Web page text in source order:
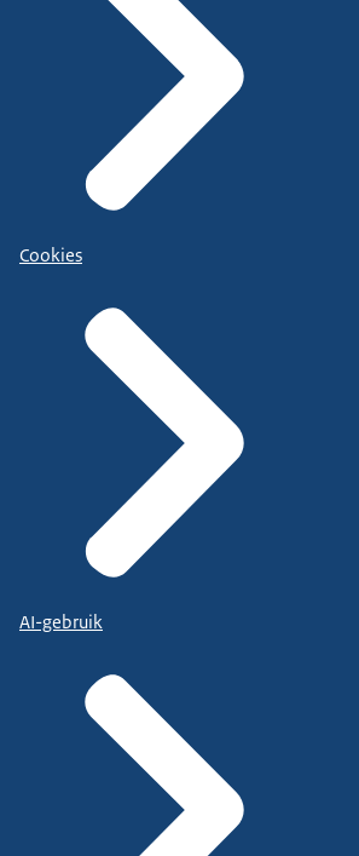
Cookies
AI-gebruik